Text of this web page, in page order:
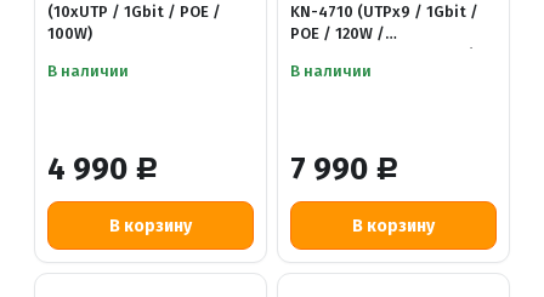
4 990 Р
(10xUTP / 1Gbit / POE /
100W)
В наличии
7 990 Р
KN-4710 (UTPx9 / 1Gbit /
POE / 120W /
В наличии